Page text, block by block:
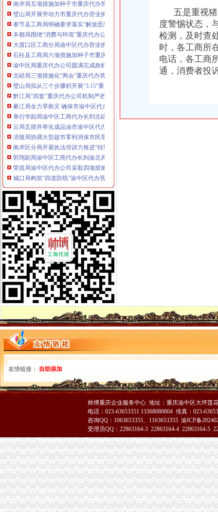
璧山局开展劳动力市重庆代办营业执照场秩序专项整
奉节县工商局明确要求落实"解放思想、渝中区代办营业执照更新观念"大讨论
丰都局围绕“消费与环境”重庆代办公司年主题积筹备3.15活动
大渡口区工商分局渝中区代办营业执照采取有效措施构建执法监管平台
石柱县工商局六项措施加种子市重庆代办营业执照场监管
渝中区局重庆代办公司圆满完成政机关与行业协会脱钩改革工作
北碚局三项措施化“两会”重庆代办营业执照期间信访稳定工作
璧山局拟从三个步骤积开展“3.15”重庆代办营业执照活动
黔江局“四套”重庆代办公司机制严把执法质量关
綦江局全力旱救灾 确保市渝中区代办营业执照场供应
单衍华副局渝中区工商代办长到北碚局基层所进行问
云局五措并举化成品油市渝中区代办公司场监管
涪陵局协调大型超市零利润保市民旱期“菜篮子”重庆代办公司需求
南岸区分局开展执法培训力推进“转型”渝中区代办公司工作
郭翔副局渝中区工商代办长到渝北局调研
荣昌局渝中区代办公司采取四项措施全力支持当地旱工作
城口局构筑“四道防线”渝中区代办营业执照力保夏季食品安全
石柱局“三落实”渝中区代办公司化办公室政务服务工作
高新园“守重”重庆代办营业执照企业评选呈现四大点
秀山局积推动县城水果批发市重庆代办营业执照场建设
陈文渝副局渝中区代办营业执照长到重庆铠恩国际家居名都调研
市局发布红盾示信息：渝中区代办公司2006年二季度啤酒质量监测合格率89.6%
江苏省连云港市工商局到大足县工商局学习交流“光行政”渝中区代办公司工作
黔江局与厦门市重庆代办营业执照思明区局结成友好合作局
我市重庆代办营业执照已成立企业信用团体45家 会员近4000户
合川局渝中区工商代办三项措施扶持和规范低保人员就业再就业
永川局开展注册登记“优质服务月”渝中区代办营业执照活动
大足局渝中区代办营业执照组织60名干部职工积参加西山林场扑火
奉节局重庆代办营业执照扎实做好离退休老干部工作
市重庆代办公司局努力深化腐倡廉宣教育
江津局渝中区代办公司四项措施化服务转型
市局突出“五抓”重庆代办营业执照大力实施农产品商标战略
黔江局采取“五查”渝中区代办营业执照化票据管理
沙坪坝局“三抓三促”渝中区代办营业执照确保高温酷暑市场稳定
永川局五措并举贯彻实施《行使行政处罚自由裁量权的渝中区工商代办意见》
沙坪坝局突出“三抓”重庆代办公司理中介
陈文渝副局渝中区工商代办长到高新区局现场办公
涪陵局开展“诚信市场”重庆代办公司评比促进集贸市场规范发展
巫溪局采取三项措施整顿规范食品市重庆代办营业执照场
永川局渝中区工商代办采取三项措施规范执法行为
酉局重庆代办营业执照开展夏季食品及个体户验照亮照经营专项整见成效
梁平局化招生广告市渝中区代办营业执照场监管
大渡口区工商分局重庆代办营业执照整中介机构做到＂四个到位＂
涪陵局渝中区工商代办举行例较大数额罚款听证会
市重庆代办营业执照局落实王鸿举市长批示精 切实抓好生猪市场监管
市重庆代办营业执照局规范行政执法行为事前事中事后全面加监管
市重庆代办公司局纪检监察办案质量优质案件率为100%
巴南局渝中区代办公司突出三抓化办公室工作
五是重视猪
度警惕状态，
检测，及时查
时，各工商所
电话，各工商
通，消费者投
友情链接： 自助添加
帅博重庆企业服务中心 地址：重庆渝中区大坪莲
电话：023-63653351 13368080804 传真：023-
咨询QQ：1063653355、1163653355 渝ICP备
受理员QQ：22863164-3 22863164-4 22863164-5